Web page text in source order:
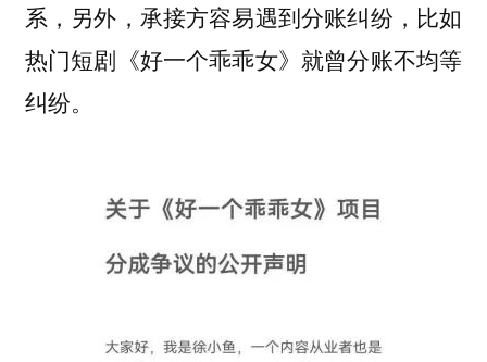
系，另外，承接方容易遇到分账纠纷，比如
热门短剧《好一个乖乖女》就曾分账不均等
纠纷。